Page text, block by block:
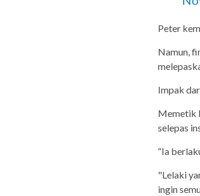
Peter
Namun,
Impak
Memetik
selepas
“Ia
"Lelaki
ingin